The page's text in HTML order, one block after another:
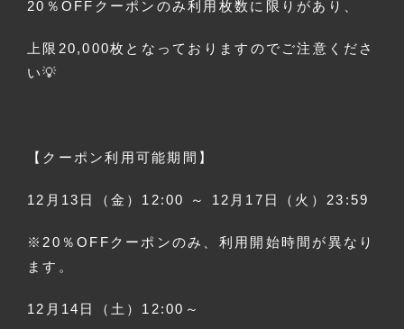
20％OFFクーポンのみ利用枚数に限りがあり、
上限20,000枚となっておりますのでご注意くださ
い💡
【クーポン利用可能期間】
12月13日（金）12:00 ～ 12月17日（火）23:59
※20％OFFクーポンのみ、利用開始時間が異なり
ます。
12月14日（土）12:00～